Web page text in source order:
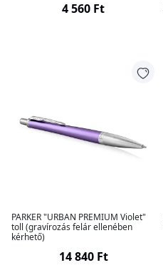
4 560 Ft
PARKER "URBAN PREMIUM Violet"
toll (gravírozás felár ellenében
kérhető)
14 840 Ft